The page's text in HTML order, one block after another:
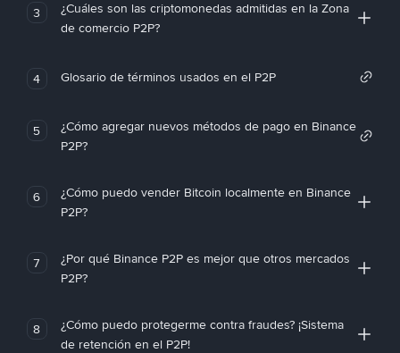
3
¿Cuáles son las criptomonedas admitidas en la Zona
de comercio P2P?
4 Glosario de términos usados en el P2P
5
¿Cómo agregar nuevos métodos de pago en Binance
P2P?
6
¿Cómo puedo vender Bitcoin localmente en Binance
P2P?
7
¿Por qué Binance P2P es mejor que otros mercados
P2P?
8
¿Cómo puedo protegerme contra fraudes? ¡Sistema
de retención en el P2P!